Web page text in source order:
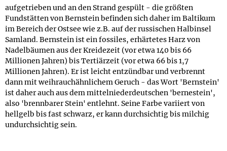
aufgetrieben und an den Strand gespült - die größten
Fundstätten von Bernstein befinden sich daher im Baltikum
im Bereich der Ostsee wie z.B. auf der russischen Halbinsel
Samland. Bernstein ist ein fossiles, erhärtetes Harz von
Nadelbäumen aus der Kreidezeit (vor etwa 140 bis 66
Millionen Jahren) bis Tertiärzeit (vor etwa 66 bis 1,7
Millionen Jahren). Er ist leicht entzündbar und verbrennt
dann mit weihrauchähnlichem Geruch - das Wort 'Bernstein'
ist daher auch aus dem mittelniederdeutschen 'bernestein',
also 'brennbarer Stein' entlehnt. Seine Farbe variiert von
hellgelb bis fast schwarz, er kann durchsichtig bis milchig
undurchsichtig sein.